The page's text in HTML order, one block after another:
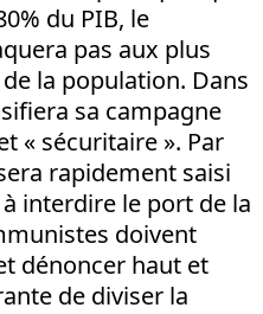
du PIB, le
pas aux plus
la population. Dans
sa campagne
« sécuritaire ». Par
rapidement saisi
interdire le port de la
doivent
dénoncer haut et
de diviser la